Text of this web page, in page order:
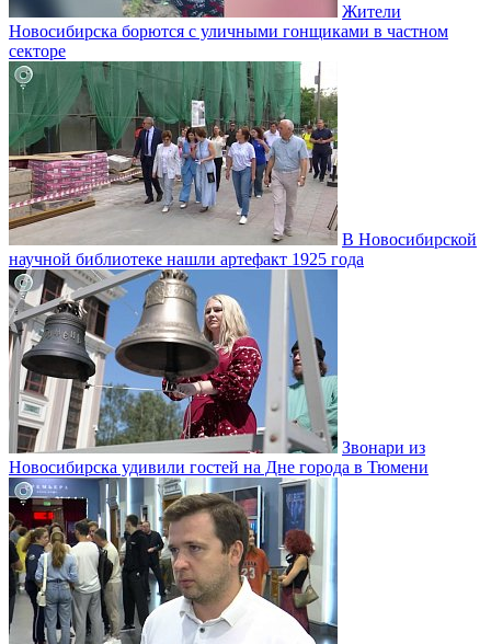
Жители
Новосибирска борются с уличными гонщиками в частном
секторе
В Новосибирской
научной библиотеке нашли артефакт 1925 года
Звонари из
Новосибирска удивили гостей на Дне города в Тюмени